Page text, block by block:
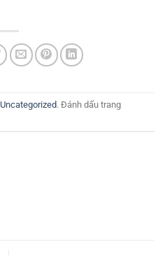
Uncategorized. Đánh dấu trang